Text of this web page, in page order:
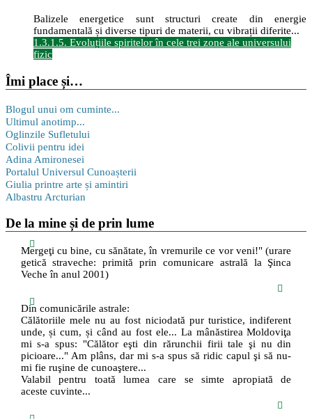
Balizele energetice sunt structuri create din energie
fundamentală și diverse tipuri de materii, cu vibrații diferite...
1.3.1.5. Evoluțiile spiritelor în cele trei zone ale universului
fizic
Îmi place și…
Blogul unui om cuminte...
Ultimul anotimp...
Oglinzile Sufletului
Colivii pentru idei
Adina Amironesei
Portalul Universul Cunoașterii
Giulia printre arte și amintiri
Albastru Arcturian
De la mine și de prin lume
Mergeţi cu bine, cu sănătate, în vremurile ce vor veni!" (urare
getică straveche: primită prin comunicare astrală la Şinca
Veche în anul 2001)
Din comunicările astrale:
Călătoriile mele nu au fost niciodată pur turistice, indiferent
unde, și cum, și când au fost ele... La mânăstirea Moldoviţa
mi s-a spus: "Călător eşti din rărunchii firii tale şi nu din
picioare..." Am plâns, dar mi s-a spus să ridic capul şi să nu-
mi fie ruşine de cunoaştere...
Valabil pentru toată lumea care se simte apropiată de
aceste cuvinte...